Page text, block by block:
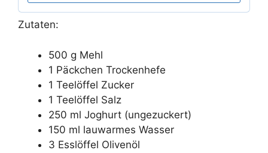
Zutaten:
500 g Mehl
1 Päckchen Trockenhefe
1 Teelöffel Zucker
1 Teelöffel Salz
250 ml Joghurt (ungezuckert)
150 ml lauwarmes Wasser
3 Esslöffel Olivenöl